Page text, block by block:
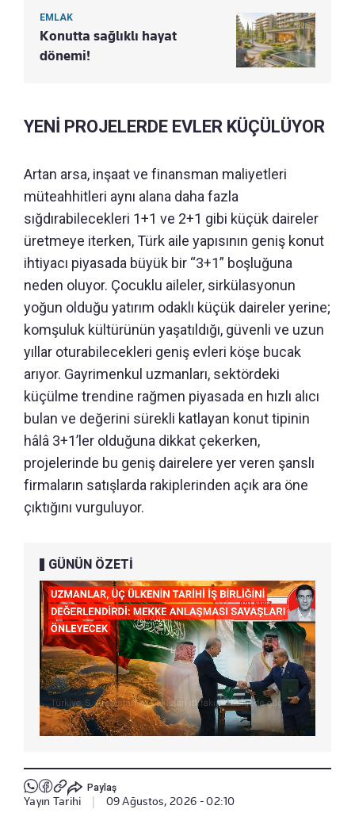
EMLAK
Konutta sağlıklı hayat
dönemi!
YENİ PROJELERDE EVLER KÜÇÜLÜYOR
Artan arsa, inşaat ve finansman maliyetleri
müteahhitleri aynı alana daha fazla
sığdırabilecekleri 1+1 ve 2+1 gibi küçük daireler
üretmeye iterken, Türk aile yapısının geniş konut
ihtiyacı piyasada büyük bir “3+1” boşluğuna
neden oluyor. Çocuklu aileler, sirkülasyonun
yoğun olduğu yatırım odaklı küçük daireler yerine;
komşuluk kültürünün yaşatıldığı, güvenli ve uzun
yıllar oturabilecekleri geniş evleri köşe bucak
arıyor. Gayrimenkul uzmanları, sektördeki
küçülme trendine rağmen piyasada en hızlı alıcı
bulan ve değerini sürekli katlayan konut tipinin
hâlâ 3+1’ler olduğuna dikkat çekerken,
projelerinde bu geniş dairelere yer veren şanslı
firmaların satışlarda rakiplerinden açık ara öne
çıktığını vurguluyor.
GÜNÜN ÖZETİ
Paylaş
Yayın Tarihi 09 Ağustos, 2026 - 02:10